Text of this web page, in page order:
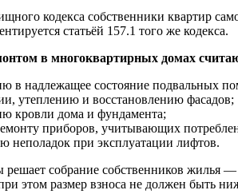
кодекса собственники квартир
статьёй 157.1 того же кодекса.
в многоквартирных домах
в надлежащее состояние подвальных
утеплению и восстановлению фасадов;
кровли дома и фундамента;
приборов, учитывающих
неполадок при эксплуатации лифтов.
решает собрание собственников
этом размер взноса не должен быть